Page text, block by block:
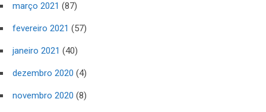
março 2021 (87)
fevereiro 2021 (57)
janeiro 2021 (40)
dezembro 2020 (4)
novembro 2020 (8)